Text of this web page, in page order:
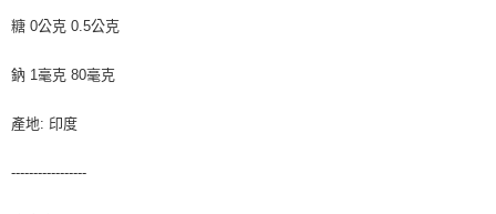
糖 0公克 0.5公克
鈉 1毫克 80毫克
產地: 印度
-----------------